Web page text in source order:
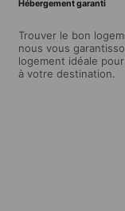
Hébergement garanti
Trouver le bon
nous vous
logement idéale
à votre destination.